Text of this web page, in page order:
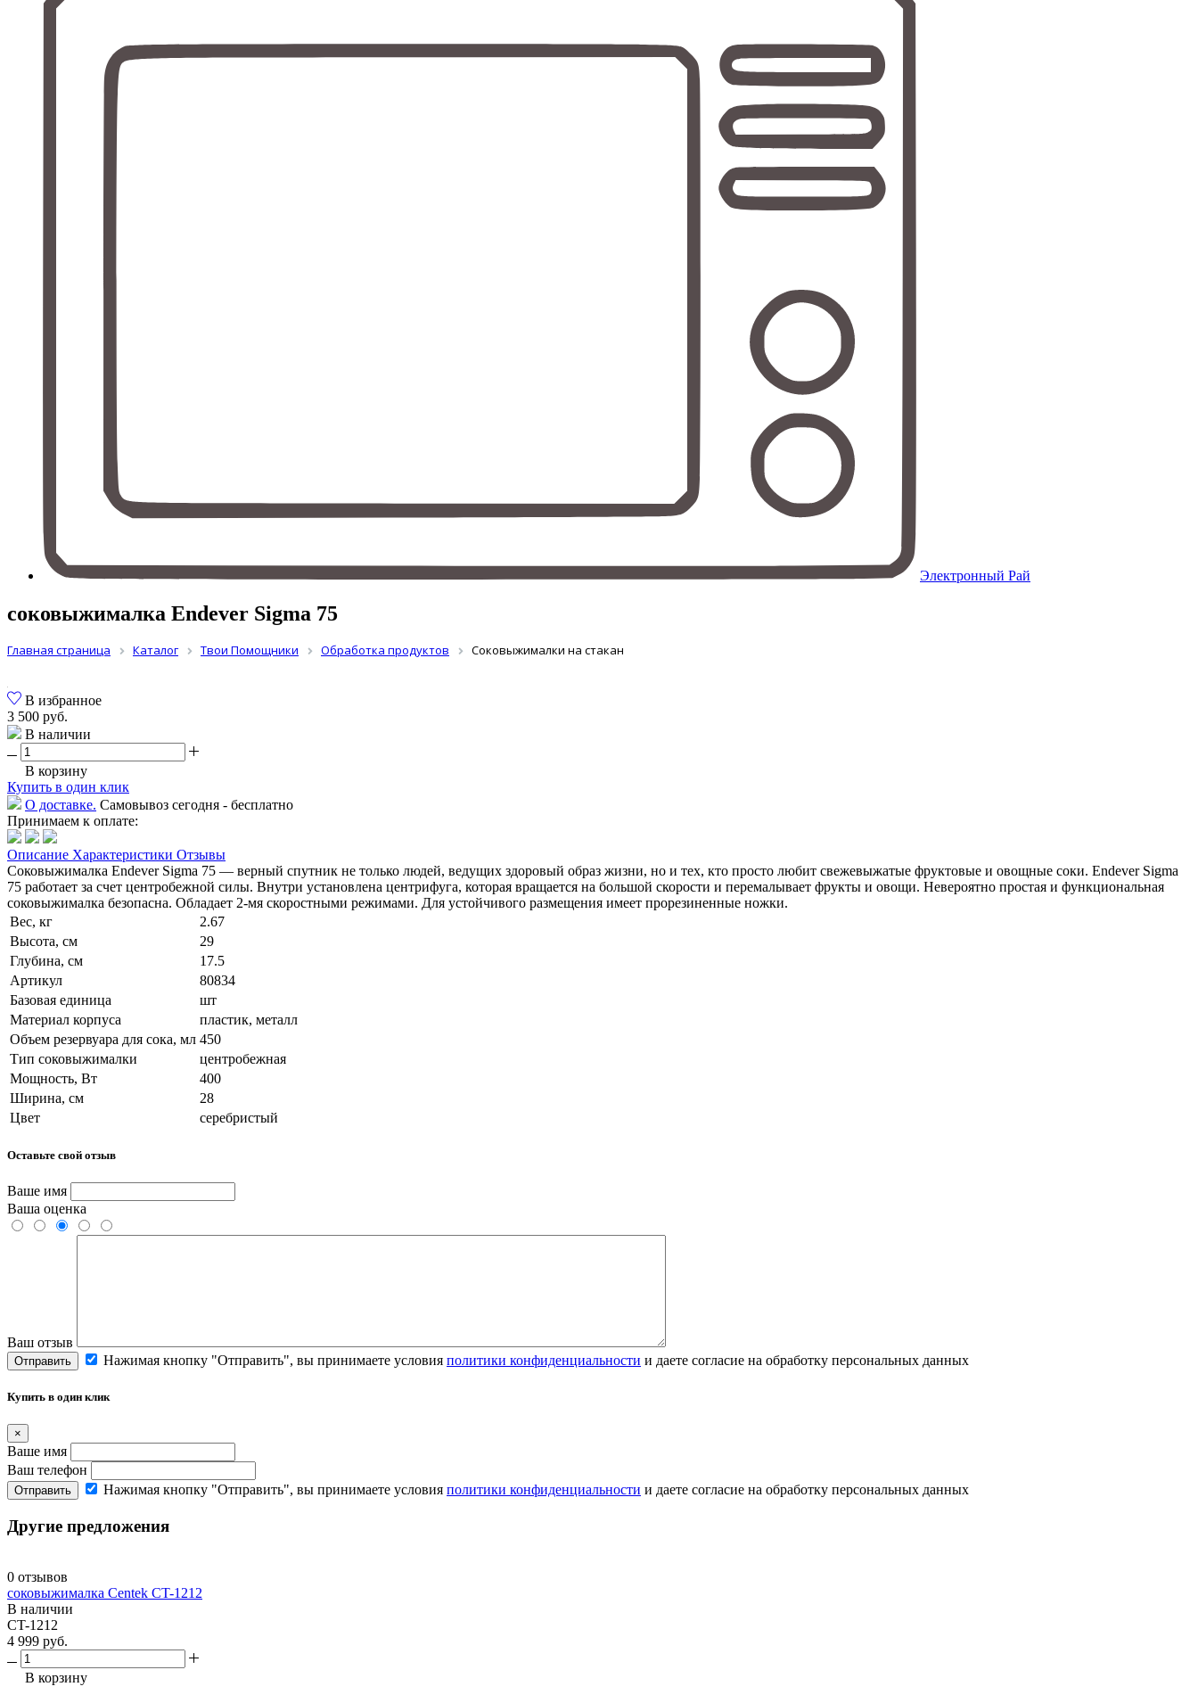
Электронный Рай
соковыжималка Endever Sigma 75
Главная страница Каталог Твои Помощники Обработка продуктов Соковыжималки на стакан
В избранное
3 500 руб.
В наличии
В корзину
Купить в один клик
О доставке. Самовывоз сегодня - бесплатно
Принимаем к оплате:
Описание Характеристики Отзывы
Соковыжималка Endever Sigma 75 — верный спутник не только людей, ведущих здоровый образ жизни, но и тех, кто просто любит свежевыжатые фруктовые и овощные соки. Endever Sigma
75 работает за счет центробежной силы. Внутри установлена центрифуга, которая вращается на большой скорости и перемалывает фрукты и овощи. Невероятно простая и функциональная
соковыжималка безопасна. Обладает 2-мя скоростными режимами. Для устойчивого размещения имеет прорезиненные ножки.
Вес, кг
2.67
Высота, см
29
Глубина, см
17.5
Артикул
80834
Базовая единица
шт
Материал корпуса
пластик, металл
Объем резервуара для сока, мл 450
Тип соковыжималки
центробежная
Мощность, Вт
400
Ширина, см
28
Цвет
серебристый
Оставьте свой отзыв
Ваше имя
Ваша оценка
Ваш отзыв
Отправить Нажимая кнопку "Отправить", вы принимаете условия политики конфиденциальности и даете согласие на обработку персональных данных
Купить в один клик
×
Ваше имя
Ваш телефон
Отправить Нажимая кнопку "Отправить", вы принимаете условия политики конфиденциальности и даете согласие на обработку персональных данных
Другие предложения
0 отзывов
соковыжималка Centek CT-1212
В наличии
CT-1212
4 999 руб.
В корзину